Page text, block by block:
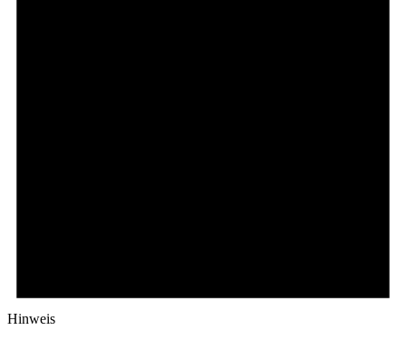
Hinweis